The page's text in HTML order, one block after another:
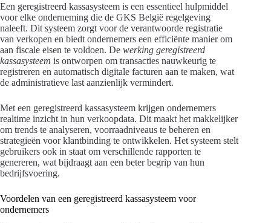
Een geregistreerd kassasysteem is een essentieel hulpmiddel
voor elke onderneming die de GKS België regelgeving
naleeft. Dit systeem zorgt voor de verantwoorde registratie
van verkopen en biedt ondernemers een efficiënte manier om
aan fiscale eisen te voldoen. De werking geregistreerd
kassasysteem is ontworpen om transacties nauwkeurig te
registreren en automatisch digitale facturen aan te maken, wat
de administratieve last aanzienlijk vermindert.
Met een geregistreerd kassasysteem krijgen ondernemers
realtime inzicht in hun verkoopdata. Dit maakt het makkelijker
om trends te analyseren, voorraadniveaus te beheren en
strategieën voor klantbinding te ontwikkelen. Het systeem stelt
gebruikers ook in staat om verschillende rapporten te
genereren, wat bijdraagt aan een beter begrip van hun
bedrijfsvoering.
Voordelen van een geregistreerd kassasysteem voor
ondernemers